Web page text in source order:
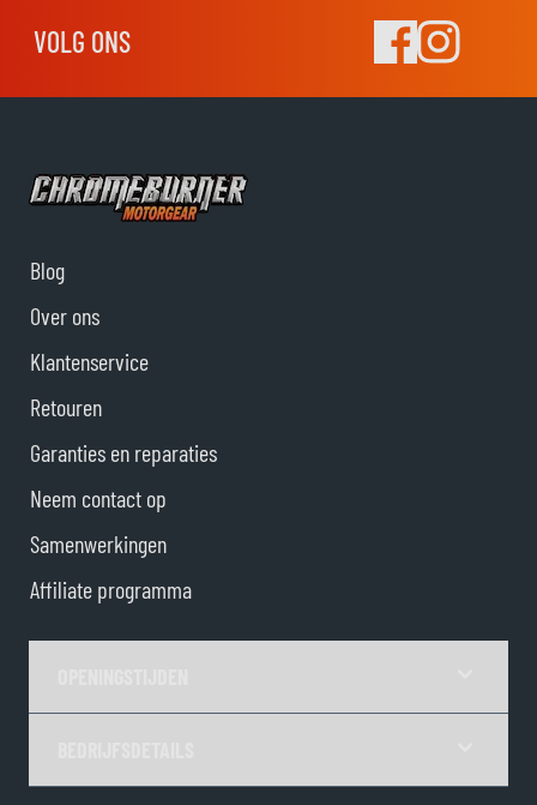
VOLG ONS
Blog
Over ons
Klantenservice
Retouren
Garanties en reparaties
Neem contact op
Samenwerkingen
Affiliate programma